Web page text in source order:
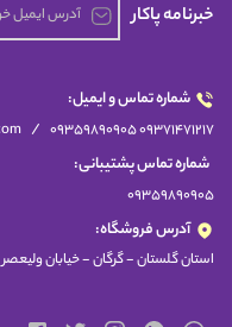
خبرنامه پاکار
شماره تماس و ایمیل:
/ 09359890905 09371471217
شماره تماس پشتیبانی:
09359890905
آدرس فروشگاه:
استان گلستان - گرگان - خیابان ولیعصر - عدالت 12 - انتهای